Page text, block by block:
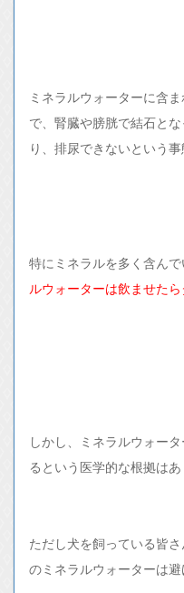
ミネラルウォーターに含
で、腎臓や膀胱で結石と
り、排尿できないという
特にミネラルを多く含んで
ルウォーターは飲ませたら
しかし、ミネラルウォー
るという医学的な根拠はあ
ただし犬を飼っている皆さ
のミネラルウォーターは避